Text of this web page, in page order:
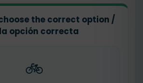
the correct option /
opción correcta
🚲